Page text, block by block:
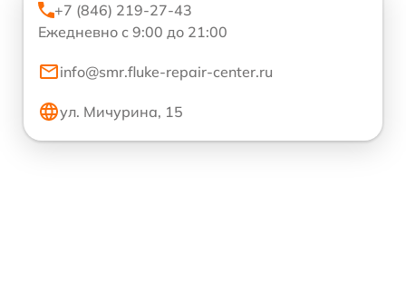
+7 (846) 219-27-43
Ежедневно с 9:00 до 21:00
info@smr.fluke-repair-center.ru
ул. Мичурина, 15